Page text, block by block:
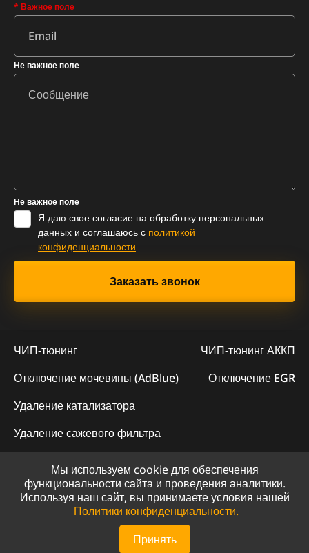
* Важное поле
Не важное поле
Не важное поле
Я даю свое согласие на обработку персональных
данных и соглашаюсь с политикой
конфиденциальности
ЧИП-тюнинг
ЧИП-тюнинг АККП
Отключение мочевины (AdBlue)
Отключение EGR
Удаление катализатора
Удаление сажевого фильтра
© 2023 - Официальный сайт "ChipLogic"
Политика конфиденциальности
Сайт разработан компанией DS-ART
Мы используем cookie для обеспечения
функциональности сайта и проведения аналитики.
Используя наш сайт, вы принимаете условия нашей
Политики конфиденциальности.
Принять